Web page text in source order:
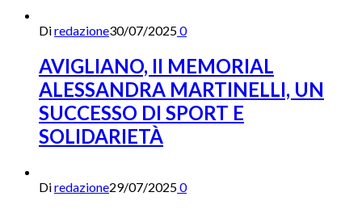
Diredazione30/07/20250
AVIGLIANO, II MEMORIAL
ALESSANDRA MARTINELLI, UN
SUCCESSO DI SPORT E
SOLIDARIETÀ
Diredazione29/07/20250